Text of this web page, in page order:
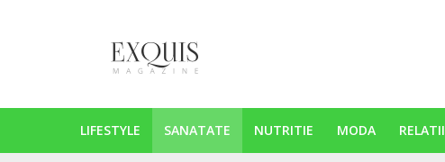
LIFESTYLE SANATATE NUTRITIE MODA RELATII